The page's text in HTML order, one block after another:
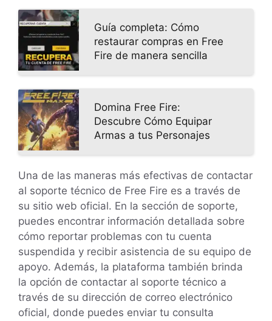
Guía completa: Cómo
restaurar compras en Free
Fire de manera sencilla
Domina Free Fire:
Descubre Cómo Equipar
Armas a tus Personajes
Una de las maneras más efectivas de contactar
al soporte técnico de Free Fire es a través de
su sitio web oficial. En la sección de soporte,
puedes encontrar información detallada sobre
cómo reportar problemas con tu cuenta
suspendida y recibir asistencia de su equipo de
apoyo. Además, la plataforma también brinda
la opción de contactar al soporte técnico a
través de su dirección de correo electrónico
oficial, donde puedes enviar tu consulta